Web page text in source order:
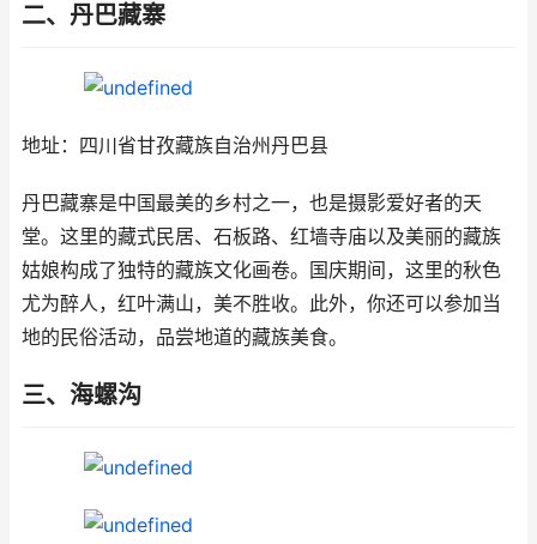
二、丹巴藏寨
地址：四川省甘孜藏族自治州丹巴县
丹巴藏寨是中国最美的乡村之一，也是摄影爱好者的天
堂。这里的藏式民居、石板路、红墙寺庙以及美丽的藏族
姑娘构成了独特的藏族文化画卷。国庆期间，这里的秋色
尤为醉人，红叶满山，美不胜收。此外，你还可以参加当
地的民俗活动，品尝地道的藏族美食。
三、海螺沟